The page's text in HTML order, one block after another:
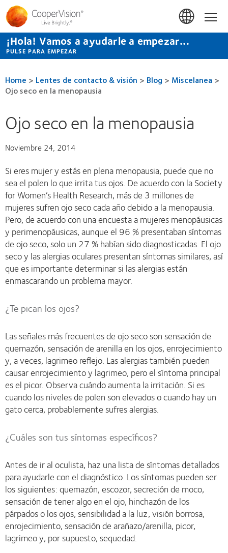
Pasar
contenido
principal
¡Hola! Vamos a ayudarle a empezar...
PULSE PARA EMPEZAR
Home > Lentes de contacto & visión > Blog > Miscelanea >
Ojo seco en la menopausia
Ojo seco en la menopausia
Noviembre 24, 2014
Si eres mujer y estás en plena menopausia, puede que no
sea el polen lo que irrita tus ojos. De acuerdo con la Society
for Women’s Health Research, más de 3 millones de
mujeres sufren ojo seco cada año debido a la menopausia.
Pero, de acuerdo con una encuesta a mujeres menopáusicas
y perimenopáusicas, aunque el 96 % presentaban síntomas
de ojo seco, solo un 27 % habían sido diagnosticadas. El ojo
seco y las alergias oculares presentan síntomas similares, así
que es importante determinar si las alergias están
enmascarando un problema mayor.
¿Te pican los ojos?
Las señales más frecuentes de ojo seco son sensación de
quemazón, sensación de arenilla en los ojos, enrojecimiento
y, a veces, lagrimeo reflejo. Las alergias también pueden
causar enrojecimiento y lagrimeo, pero el síntoma principal
es el picor. Observa cuándo aumenta la irritación. Si es
cuando los niveles de polen son elevados o cuando hay un
gato cerca, probablemente sufres alergias.
¿Cuáles son tus síntomas específicos?
Antes de ir al oculista, haz una lista de síntomas detallados
para ayudarle con el diagnóstico. Los síntomas pueden ser
los siguientes: quemazón, escozor, secreción de moco,
sensación de tener algo en el ojo, hinchazón de los
párpados o los ojos, sensibilidad a la luz, visión borrosa,
enrojecimiento, sensación de arañazo/arenilla, picor,
lagrimeo y, por supuesto, sequedad.